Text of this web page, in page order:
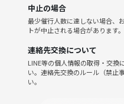
御徒町駅から徒歩1分🚶‍♀️✨
上野駅から徒歩8分
お好み焼き 道とん堀 御徒町店
東京都台東区上野5-20-3
中止の場合
最少催行人数に達しない場合、
トが中止される場合があります
連絡先交換について
LINE等の個人情報の取得・交換
い。連絡先交換のルール（禁止
い。